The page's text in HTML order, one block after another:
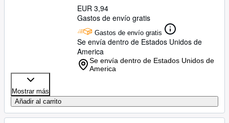
EUR 3,94
Gastos de envío gratis
Gastos de envío gratis
Se envía dentro de Estados Unidos de
America
Se envía dentro de Estados Unidos de
America
Mostrar más
Añadir al carrito